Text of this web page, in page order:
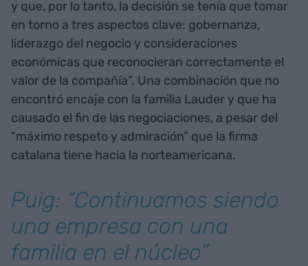
y que, por lo tanto, la decisión se tenía que tomar
en torno a tres aspectos clave: gobernanza,
liderazgo del negocio y consideraciones
económicas que reconocieran correctamente el
valor de la compañía”. Una combinación que no
encontró encaje con la familia Lauder y que ha
causado el fin de las negociaciones, a pesar del
“máximo respeto y admiración” que la firma
catalana tiene hacia la norteamericana.
Puig: “Continuamos siendo
una empresa con una
familia en el núcleo”